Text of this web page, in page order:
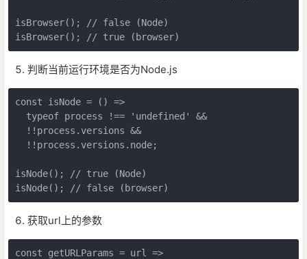
isBrowser(); // false (Node)
isBrowser(); // true (browser)
判断当前运行环境是否为Node.js
const isNode = () =>
  typeof process !== 'undefined' &&
  !!process.versions &&
  !!process.versions.node;
isNode(); // true (Node)
isNode(); // false (browser)
获取url上的参数
const getURLParams = url =>